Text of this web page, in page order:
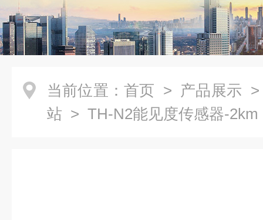
当前位置： 首页 > 产品展示
站 > TH-N2能见度传感器-2km